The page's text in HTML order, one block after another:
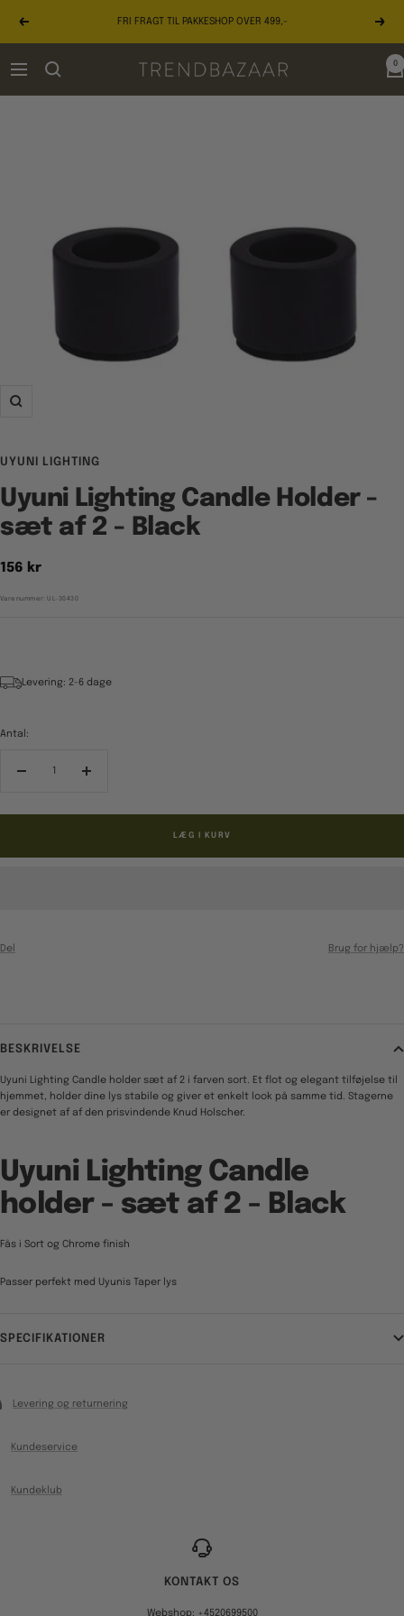
Forrige FRI FRAGT TIL PAKKESHOP OVER 499,-
Navigation TRENDBAZAAR
0
Zoom
UYUNI LIGHTING
Uyuni Lighting Candle Holder -
sæt af 2 - Black
Tilbudspris
156 kr
Varenummer:UL-30430
Levering: 2-6 dage
Antal:
Reducér
Forøg
LÆG I KURV
Del Brug for hjælp?
BESKRIVELSE
Uyuni Lighting Candle holder sæt af 2 i farven sort. Et flot og elegant tilføjelse til
hjemmet, holder dine lys stabile og giver et enkelt look på samme tid. Stagerne
er designet af af den prisvindende Knud Holscher.
Uyuni Lighting Candle
holder - sæt af 2 - Black
Fås i Sort og Chrome finish
Passer perfekt med Uyunis Taper lys
SPECIFIKATIONER
Levering og returnering
Kundeservice
Kundeklub
KONTAKT OS
Webshop: +4520699500